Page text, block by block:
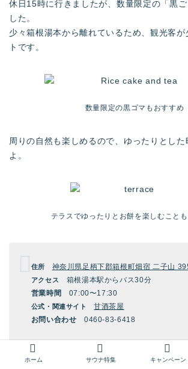
休日15時に行きましたが、数量限定の「黒
した。
少々箱根湯本から離れているため、観光客が
トです。
数量限定の黒ゴマもおすすめ
周りの自然も楽しめるので、ゆったりとした
よ。
テラスでゆったりとお餅を楽しむこと
住所 神奈川県足柄下郡箱根町畑宿 二子山
アクセス
箱根湯本駅からバス30分
営業時間 07:00〜17:30
公式・関連サイト甘酒茶屋
お問い合わせ 0460-83-6418
ホーム サウナ特集 キャンペーン